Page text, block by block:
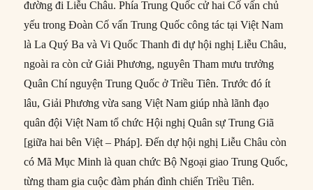
đường đi Liễu Châu. Phía Trung Quốc cử hai Cố vấn chủ
yếu trong Đoàn Cố vấn Trung Quốc công tác tại Việt Nam
là La Quý Ba và Vi Quốc Thanh đi dự hội nghị Liễu Châu,
ngoài ra còn cử Giải Phương, nguyên Tham mưu trưởng
Quân Chí nguyện Trung Quốc ở Triều Tiên. Trước đó ít
lâu, Giải Phương vừa sang Việt Nam giúp nhà lãnh đạo
quân đội Việt Nam tổ chức Hội nghị Quân sự Trung Giã
[giữa hai bên Việt – Pháp]. Đến dự hội nghị Liễu Châu còn
có Mã Mục Minh là quan chức Bộ Ngoại giao Trung Quốc,
từng tham gia cuộc đàm phán đình chiến Triều Tiên.